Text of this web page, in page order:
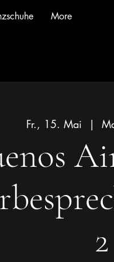
More
Fr., 15. Mai
  |
2